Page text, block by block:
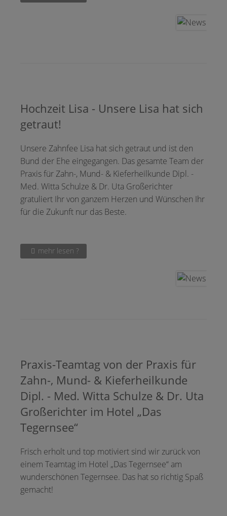
Hochzeit Lisa - Unsere Lisa hat sich
getraut!
Unsere Zahnfee Lisa hat sich getraut und ist den
Bund der Ehe eingegangen. Das gesamte Team der
Praxis für Zahn-, Mund- & Kieferheilkunde Dipl. -
Med. Witta Schulze & Dr. Uta Großerichter
gratuliert Ihr von ganzem Herzen und Wünschen Ihr
für die Zukunft nur das Beste.
mehr lesen ?
Praxis-Teamtag von der Praxis für
Zahn-, Mund- & Kieferheilkunde
Dipl. - Med. Witta Schulze & Dr. Uta
Großerichter im Hotel „Das
Tegernsee“
Frisch erholt und top motiviert sind wir zurück von
einem Teamtag im Hotel „Das Tegernsee“ am
wunderschönen Tegernsee. Das hat so richtig Spaß
gemacht!